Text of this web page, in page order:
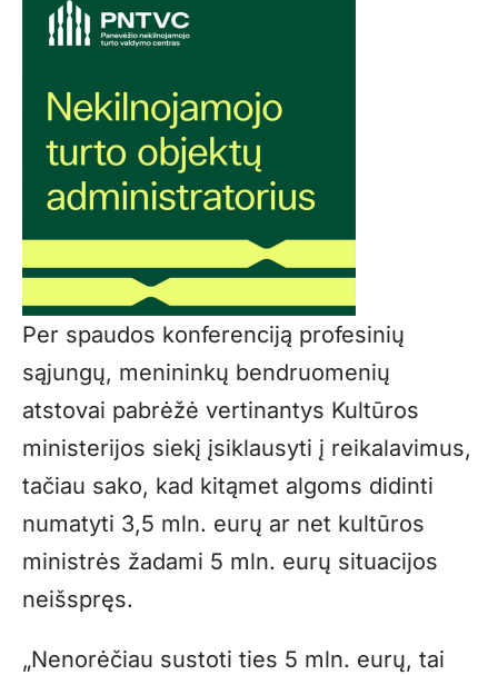
Per spaudos konferenciją profesinių
sąjungų, menininkų bendruomenių
atstovai pabrėžė vertinantys Kultūros
ministerijos siekį įsiklausyti į reikalavimus,
tačiau sako, kad kitąmet algoms didinti
numatyti 3,5 mln. eurų ar net kultūros
ministrės žadami 5 mln. eurų situacijos
neišspręs.
„Nenorėčiau sustoti ties 5 mln. eurų, tai